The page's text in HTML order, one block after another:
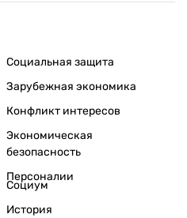
Социальная защита
Зарубежная экономика
Конфликт интересов
Экономическая
безопасность
Персоналии
Социум
История